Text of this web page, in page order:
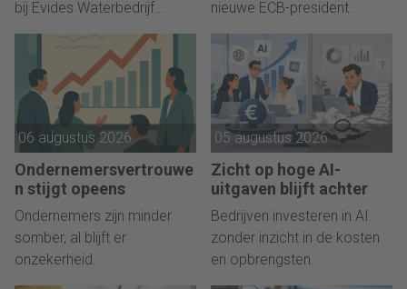
bij Evides Waterbedrijf
geworden.
nieuwe ECB-president.
06 augustus 2026
Ondernemersvertrouwe
n stijgt opeens
Ondernemers zijn minder
somber, al blijft er
onzekerheid.
05 augustus 2026
Zicht op hoge AI-
uitgaven blijft achter
Bedrijven investeren in AI
zonder inzicht in de kosten
en opbrengsten.